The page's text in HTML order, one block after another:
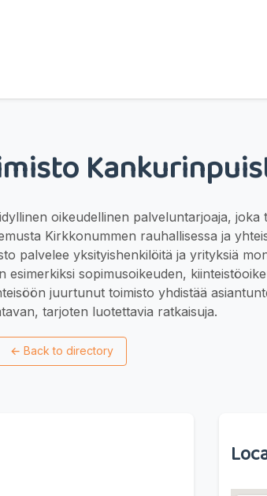
oikeudellinen palveluntarjoaja, joka
Kirkkonummen rauhallisessa ja
palvelee yksityishenkilöitä ja yrityksiä
esimerkiksi sopimusoikeuden,
juurtunut toimisto yhdistää
tarjoten luotettavia ratkaisuja.
← Back to directory